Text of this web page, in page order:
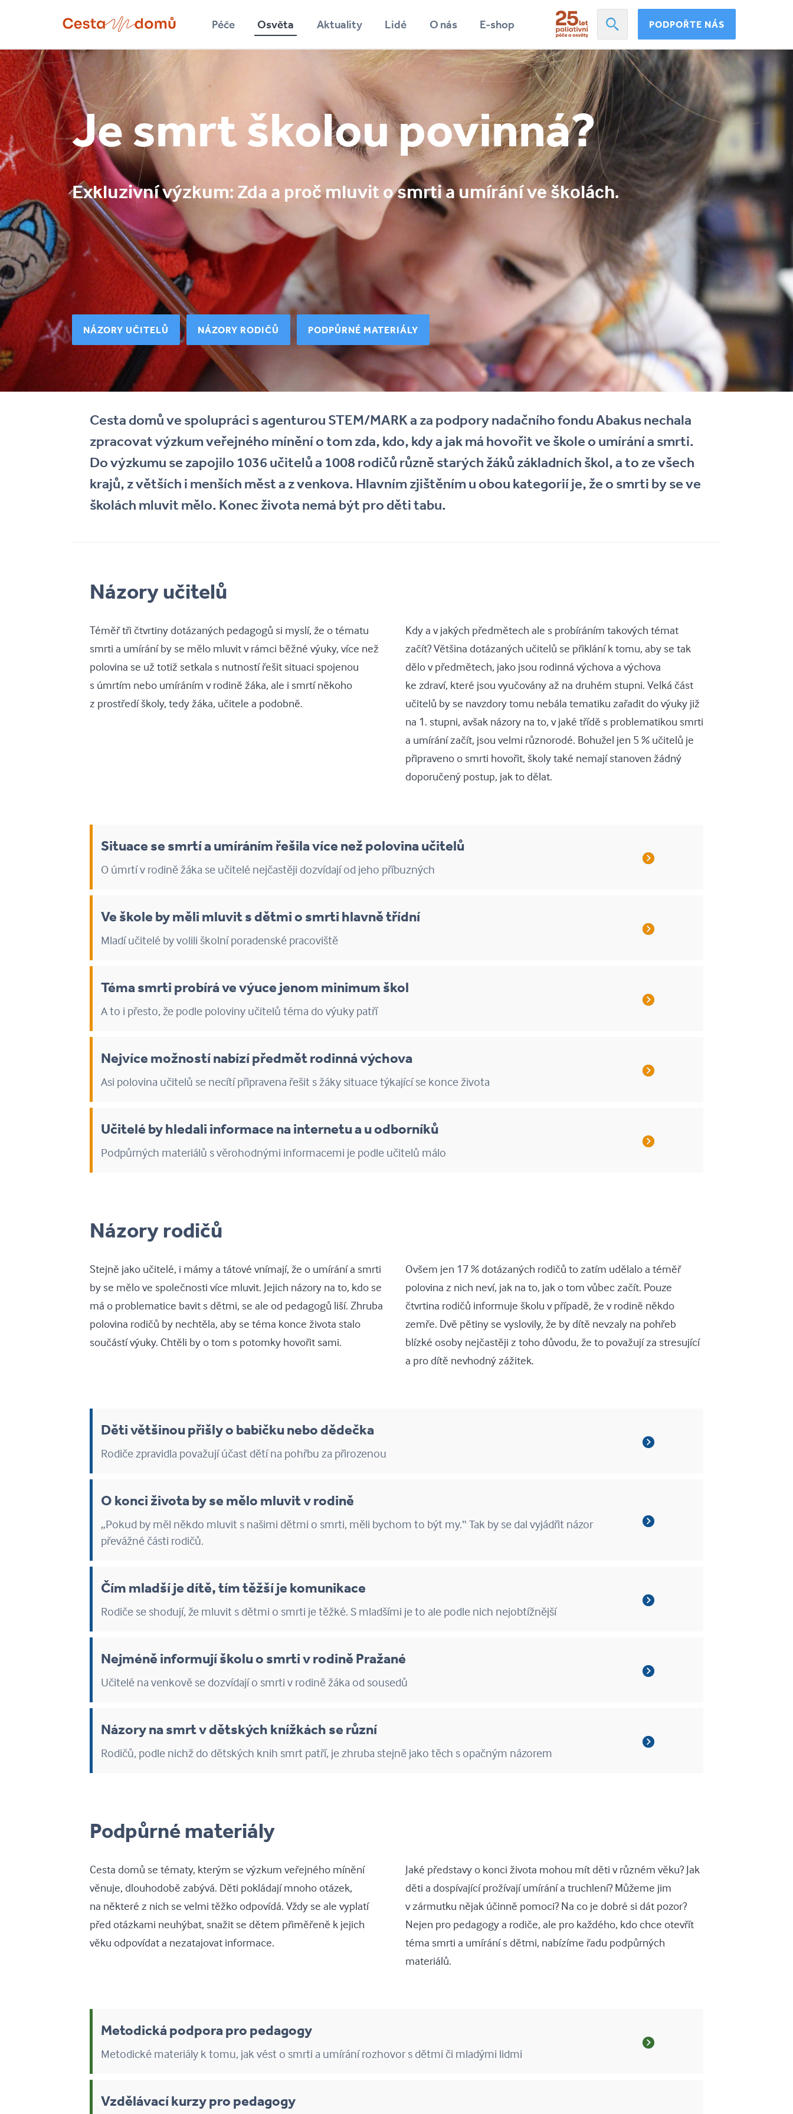
Přejít k hlavnímu obsahu Péče Osvěta Aktuality Lidé O nás E-shop PODPOŘTE NÁS
Vyhledávání
Hledat
Je smrt školou povinná?
Exkluzivní výzkum: Zda a proč mluvit o smrti a umírání ve školách.
NÁZORY UČITELŮ NÁZORY RODIČŮ PODPŮRNÉ MATERIÁLY
Cesta domů ve spolupráci s agenturou STEM/MARK a za podpory nadačního fondu Abakus nechala
zpracovat výzkum veřejného mínění o tom zda, kdo, kdy a jak má hovořit ve škole o umírání a smrti.
Do výzkumu se zapojilo 1036 učitelů a 1008 rodičů různě starých žáků základních škol, a to ze všech
krajů, z větších i menších měst a z venkova. Hlavním zjištěním u obou kategorií je, že o smrti by se ve
školách mluvit mělo. Konec života nemá být pro děti tabu.
Názory učitelů
Téměř tři čtvrtiny dotázaných pedagogů si myslí, že o tématu
smrti a umírání by se mělo mluvit v rámci běžné výuky, více než
polovina se už totiž setkala s nutností řešit situaci spojenou
s úmrtím nebo umíráním v rodině žáka, ale i smrtí někoho
z prostředí školy, tedy žáka, učitele a podobně.
Kdy a v jakých předmětech ale s probíráním takových témat
začít? Většina dotázaných učitelů se přiklání k tomu, aby se tak
dělo v předmětech, jako jsou rodinná výchova a výchova
ke zdraví, které jsou vyučovány až na druhém stupni. Velká část
učitelů by se navzdory tomu nebála tematiku zařadit do výuky již
na 1. stupni, avšak názory na to, v jaké třídě s problematikou smrti
a umírání začít, jsou velmi různorodé. Bohužel jen 5 % učitelů je
připraveno o smrti hovořit, školy také nemají stanoven žádný
doporučený postup, jak to dělat.
Situace se smrtí a umíráním řešila více než polovina učitelů
O úmrtí v rodině žáka se učitelé nejčastěji dozvídají od jeho příbuzných
Ve škole by měli mluvit s dětmi o smrti hlavně třídní
Mladí učitelé by volili školní poradenské pracoviště
Téma smrti probírá ve výuce jenom minimum škol
A to i přesto, že podle poloviny učitelů téma do výuky patří
Nejvíce možností nabízí předmět rodinná výchova
Asi polovina učitelů se necítí připravena řešit s žáky situace týkající se konce života
Učitelé by hledali informace na internetu a u odborníků
Podpůrných materiálů s věrohodnými informacemi je podle učitelů málo
Názory rodičů
Stejně jako učitelé, i mámy a tátové vnímají, že o umírání a smrti
by se mělo ve společnosti více mluvit. Jejich názory na to, kdo se
má o problematice bavit s dětmi, se ale od pedagogů liší. Zhruba
polovina rodičů by nechtěla, aby se téma konce života stalo
součástí výuky. Chtěli by o tom s potomky hovořit sami.
Ovšem jen 17 % dotázaných rodičů to zatím udělalo a téměř
polovina z nich neví, jak na to, jak o tom vůbec začít. Pouze
čtvrtina rodičů informuje školu v případě, že v rodině někdo
zemře. Dvě pětiny se vyslovily, že by dítě nevzaly na pohřeb
blízké osoby nejčastěji z toho důvodu, že to považují za stresující
a pro dítě nevhodný zážitek.
Děti většinou přišly o babičku nebo dědečka
Rodiče zpravidla považují účast dětí na pohřbu za přirozenou
O konci života by se mělo mluvit v rodině
„Pokud by měl někdo mluvit s našimi dětmi o smrti, měli bychom to být my.“ Tak by se dal vyjádřit názor
převážné části rodičů.
Čím mladší je dítě, tím těžší je komunikace
Rodiče se shodují, že mluvit s dětmi o smrti je těžké. S mladšími je to ale podle nich nejobtížnější
Nejméně informují školu o smrti v rodině Pražané
Učitelé na venkově se dozvídají o smrti v rodině žáka od sousedů
Názory na smrt v dětských knížkách se různí
Rodičů, podle nichž do dětských knih smrt patří, je zhruba stejně jako těch s opačným názorem
Podpůrné materiály
Cesta domů se tématy, kterým se výzkum veřejného mínění
věnuje, dlouhodobě zabývá. Děti pokládají mnoho otázek,
na některé z nich se velmi těžko odpovídá. Vždy se ale vyplatí
před otázkami neuhýbat, snažit se dětem přiměřeně k jejich
věku odpovídat a nezatajovat informace.
Jaké představy o konci života mohou mít děti v různém věku? Jak
děti a dospívající prožívají umírání a truchlení? Můžeme jim
v zármutku nějak účinně pomoci? Na co je dobré si dát pozor?
Nejen pro pedagogy a rodiče, ale pro každého, kdo chce otevřít
téma smrti a umírání s dětmi, nabízíme řadu podpůrných
materiálů.
Metodická podpora pro pedagogy
Metodické materiály k tomu, jak vést o smrti a umírání rozhovor s dětmi či mladými lidmi
Vzdělávací kurzy pro pedagogy